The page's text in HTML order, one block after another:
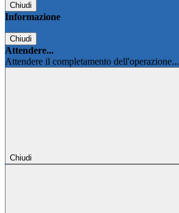
Chiudi
Informazione
Chiudi
Attendere...
Attendere il completamento dell'operazione...
Chiudi